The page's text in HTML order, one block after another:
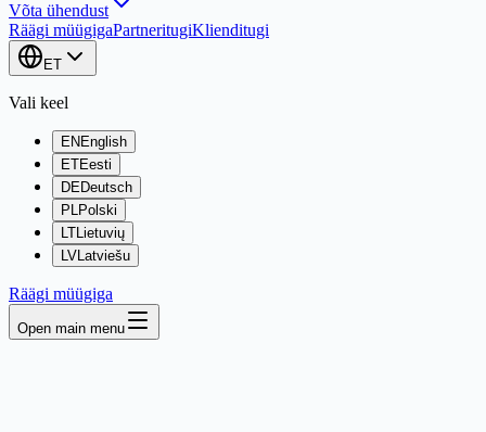
Võta ühendust
Räägi müügigaPartneritugiKlienditugi
ET
Vali keel
EN English
ETEesti
DEDeutsch
PLPolski
LTLietuvių
LVLatviešu
Räägi müügiga
Open main menu